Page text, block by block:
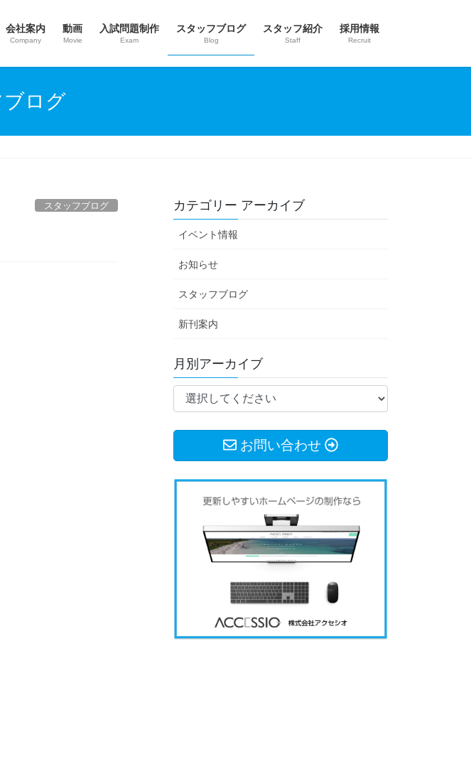
会社案内
Company
動画
Movie
入試問題制作
Exam
スタッフブログ
Blog
スタッフ紹介
Staff
採用情報
Recruit
ブログ
スタッフブログ カテゴリー アーカイブ
イベント情報
お知らせ
スタッフブログ
新刊案内
月別アーカイブ
お問い合わせ